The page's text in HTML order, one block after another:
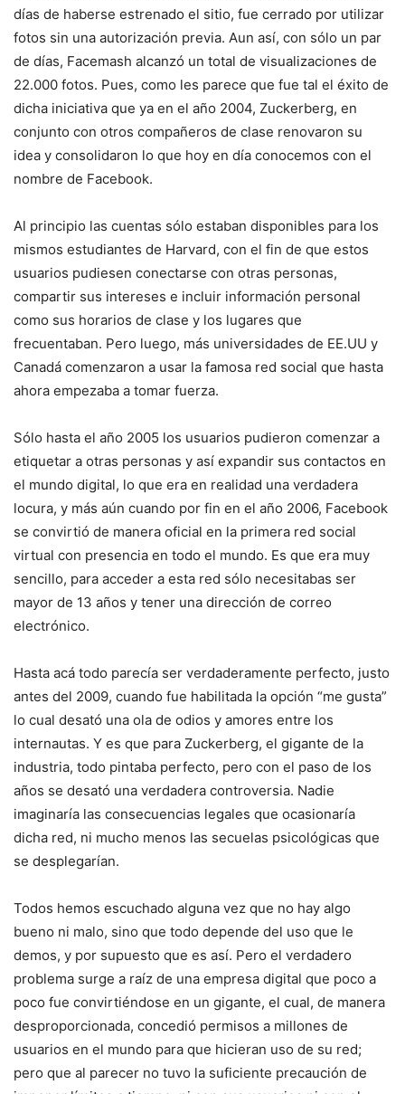
días de haberse estrenado el sitio, fue cerrado por utilizar
fotos sin una autorización previa. Aun así, con sólo un par
de días, Facemash alcanzó un total de visualizaciones de
22.000 fotos. Pues, como les parece que fue tal el éxito de
dicha iniciativa que ya en el año 2004, Zuckerberg, en
conjunto con otros compañeros de clase renovaron su
idea y consolidaron lo que hoy en día conocemos con el
nombre de Facebook.
Al principio las cuentas sólo estaban disponibles para los
mismos estudiantes de Harvard, con el fin de que estos
usuarios pudiesen conectarse con otras personas,
compartir sus intereses e incluir información personal
como sus horarios de clase y los lugares que
frecuentaban. Pero luego, más universidades de EE.UU y
Canadá comenzaron a usar la famosa red social que hasta
ahora empezaba a tomar fuerza.
Sólo hasta el año 2005 los usuarios pudieron comenzar a
etiquetar a otras personas y así expandir sus contactos en
el mundo digital, lo que era en realidad una verdadera
locura, y más aún cuando por fin en el año 2006, Facebook
se convirtió de manera oficial en la primera red social
virtual con presencia en todo el mundo. Es que era muy
sencillo, para acceder a esta red sólo necesitabas ser
mayor de 13 años y tener una dirección de correo
electrónico.
Hasta acá todo parecía ser verdaderamente perfecto, justo
antes del 2009, cuando fue habilitada la opción “me gusta”
lo cual desató una ola de odios y amores entre los
internautas. Y es que para Zuckerberg, el gigante de la
industria, todo pintaba perfecto, pero con el paso de los
años se desató una verdadera controversia. Nadie
imaginaría las consecuencias legales que ocasionaría
dicha red, ni mucho menos las secuelas psicológicas que
se desplegarían.
Todos hemos escuchado alguna vez que no hay algo
bueno ni malo, sino que todo depende del uso que le
demos, y por supuesto que es así. Pero el verdadero
problema surge a raíz de una empresa digital que poco a
poco fue convirtiéndose en un gigante, el cual, de manera
desproporcionada, concedió permisos a millones de
usuarios en el mundo para que hicieran uso de su red;
pero que al parecer no tuvo la suficiente precaución de